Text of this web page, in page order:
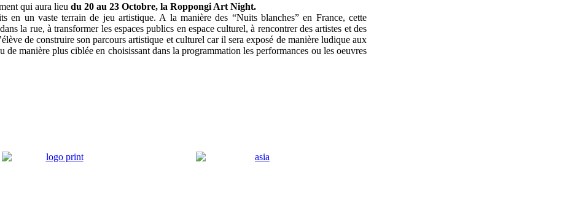
qui aura lieu du 20 au 23 Octobre, la Roppongi Art Night.
en un vaste terrain de jeu artistique. A la manière des “Nuits blanches” en France, cette
la rue, à transformer les espaces publics en espace culturel, à rencontrer des artistes et des
de construire son parcours artistique et culturel car il sera exposé de manière ludique aux
de manière plus ciblée en choisissant dans la programmation les performances ou les oeuvres